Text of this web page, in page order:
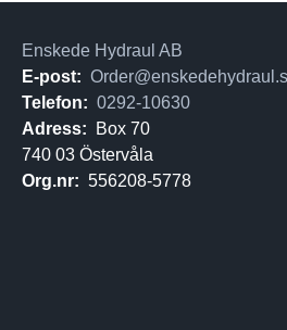
Enskede Hydraul AB
E-post:
Telefon: 0292-10630
Adress:
Box 70
740 03 Östervåla
Org.nr: 556208-5778